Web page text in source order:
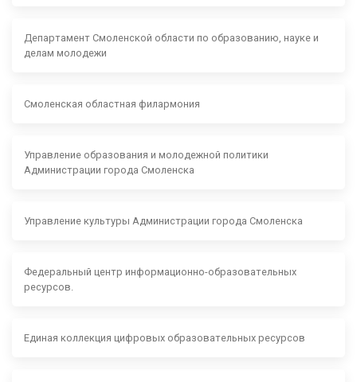
Департамент Смоленской области по образованию, науке и
делам молодежи
Смоленская областная филармония
Управление образования и молодежной политики
Администрации города Смоленска
Управление культуры Администрации города Смоленска
Федеральный центр информационно-образовательных
ресурсов.
Единая коллекция цифровых образовательных ресурсов